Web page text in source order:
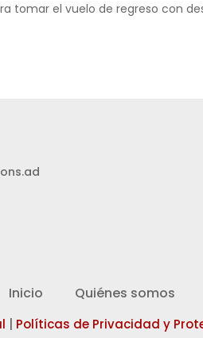
tomar el vuelo de regreso con
Inicio Quiénes somos
Políticas de Privacidad y